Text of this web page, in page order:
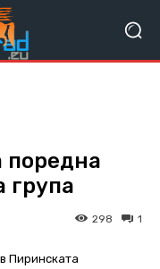
поредна
група
1
298
Пиринската